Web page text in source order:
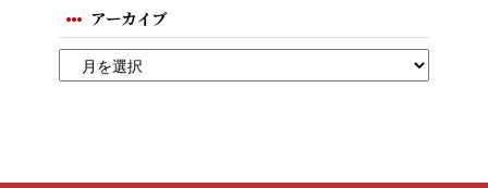
アーカイブ